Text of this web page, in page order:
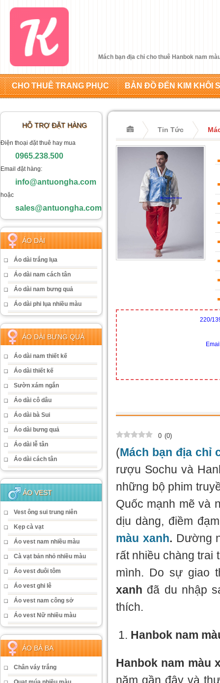
Mách bạn địa chỉ cho thuê Hanbok nam
CHO THUÊ TRANG PHỤC BẢN ĐỒ ĐẾN KIM KHÔI
HỖ TRỢ ĐẶT HÀNG
Điện thoại đặt thuê hay mua
0965.238.500
Email đặt hàng:
info@antuongha.com
hoặc
sales@antuongha.com
ÁO DÀI
Áo dài trắng lụa
Áo dài nam cách tân
Áo dài nam bưng quả
Áo dài phi lụa nhiều màu
ÁO DÀI BƯNG QUẢ
Áo dài nam thiết kế
Áo dài thiết kế
Sườn xám ngắn
Áo dài cô dâu
Áo dài bà Sui
Áo dài bưng quả
Áo dài lễ tân
Áo dài cách tân
ÁO VEST
Vest ông sui trung niên
Kẹp cà vạt
Áo vest nam nhiều màu
Cà vạt bản nhỏ nhiều màu
Áo vest đuôi tôm
Áo vest ghi lê
Áo vest nam công sở
Áo vest Nữ nhiều màu
ÁO BÀ BA
Chân váy trắng
Tin Tức
220/
0 (0)
(Mách bạn địa chỉ
rượu Sochu và
những bộ phim
Quốc mạnh mẽ và
dịu dàng, điềm
màu xanh. Dường
rất nhiều chàng trai
mình. Do sự giao
xanh đã du nhập
thích.
Hanbok nam
Hanbok nam màu
năm gần đây và